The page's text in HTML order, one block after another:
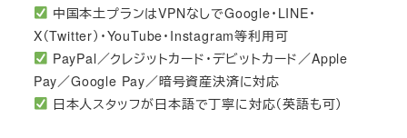
中国本土プランはVPNなしでGoogle・LINE・
X（Twitter）・YouTube・Instagram等利用可
PayPal／クレジットカード・デビットカード／Apple
Pay／Google Pay／暗号資産決済に対応
日本人スタッフが日本語で丁寧に対応（英語も可）